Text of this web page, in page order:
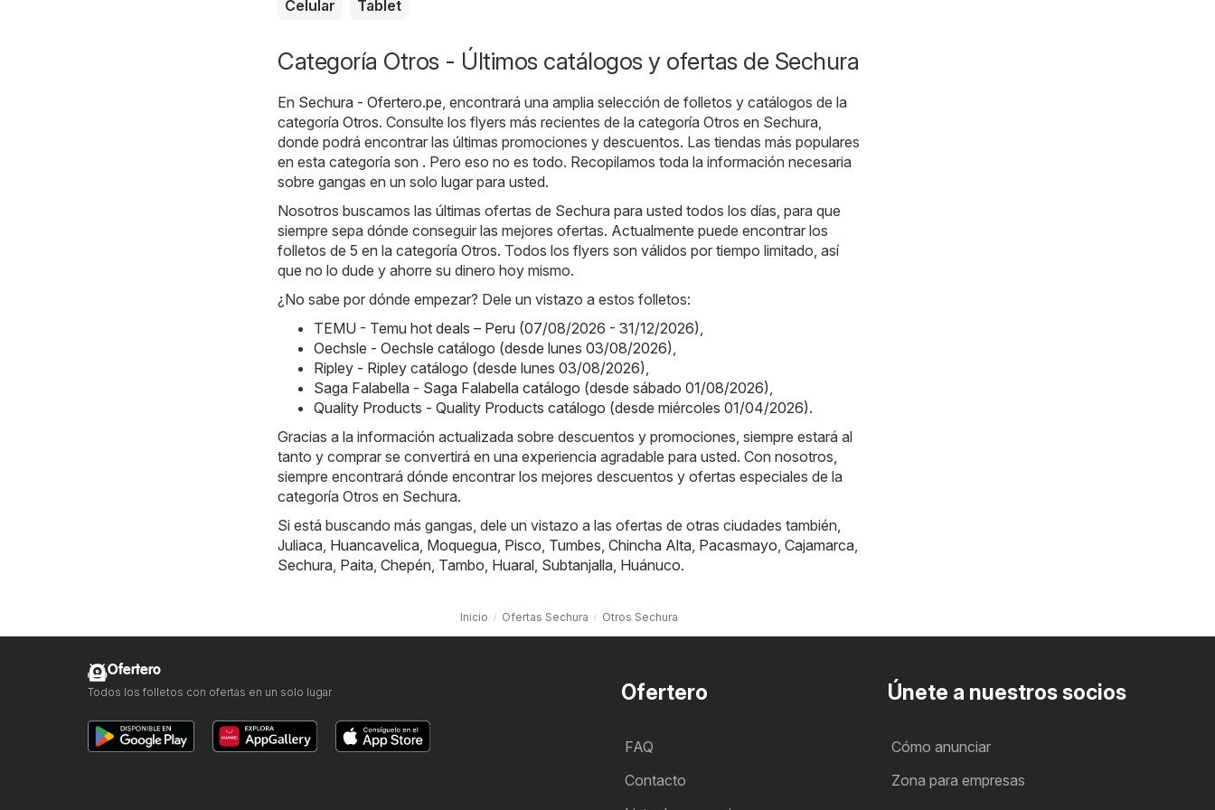
Celular Tablet
Categoría Otros - Últimos catálogos y ofertas de Sechura
En Sechura - Ofertero.pe , encontrará una amplia selección de folletos y catálogos de la
categoría Otros. Consulte los flyers más recientes de la categoría Otros en Sechura,
donde podrá encontrar las últimas promociones y descuentos. Las tiendas más populares
en esta categoría son . Pero eso no es todo. Recopilamos toda la información necesaria
sobre gangas en un solo lugar para usted.
Nosotros buscamos las últimas ofertas de Sechura para usted todos los días, para que
siempre sepa dónde conseguir las mejores ofertas. Actualmente puede encontrar los
folletos de 5 en la categoría Otros. Todos los flyers son válidos por tiempo limitado, así
que no lo dude y ahorre su dinero hoy mismo.
¿No sabe por dónde empezar? Dele un vistazo a estos folletos:
TEMU - Temu hot deals – Peru (07/08/2026 - 31/12/2026)
Oechsle - Oechsle catálogo (desde lunes 03/08/2026)
Ripley - Ripley catálogo (desde lunes 03/08/2026)
Saga Falabella - Saga Falabella catálogo (desde sábado 01/08/2026)
Quality Products - Quality Products catálogo (desde miércoles 01/04/2026).
Gracias a la información actualizada sobre descuentos y promociones, siempre estará al
tanto y comprar se convertirá en una experiencia agradable para usted. Con nosotros,
siempre encontrará dónde encontrar los mejores descuentos y ofertas especiales de la
categoría Otros en Sechura.
Si está buscando más gangas, dele un vistazo a las ofertas de otras ciudades también,
Juliaca Huancavelica Moquegua Pisco Tumbes Chincha Alta Pacasmayo Cajamarca
Sechura Paita Chepén Tambo Huaral Subtanjalla Huánuco.
Inicio Ofertas Sechura Otros Sechura
Ofertero
FAQ
Contacto
Únete a nuestros socios
Cómo anunciar
Zona para empresas
Ofertero
Todos los folletos con ofertas en un solo lugar